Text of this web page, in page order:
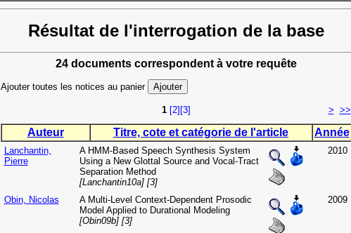
Résultat de l'interrogation de la base
24 documents correspondent à votre requête
Ajouter toutes les notices au panier
1 [2] [3] > >>
Auteur Titre, cote et catégorie de l'article Année
Lanchantin,
Pierre
A HMM-Based Speech Synthesis System
Using a New Glottal Source and Vocal-Tract
Separation Method
[Lanchantin10a] [3]
2010
Obin, Nicolas
A Multi-Level Context-Dependent Prosodic
Model Applied to Durational Modeling
[Obin09b] [3]
2009